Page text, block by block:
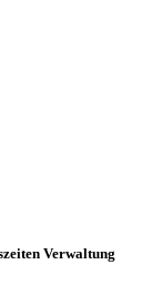
Verwaltung